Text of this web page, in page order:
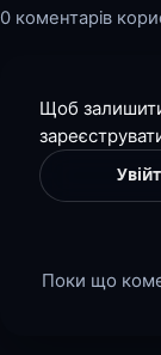
0 коментарів
Щоб
Поки що